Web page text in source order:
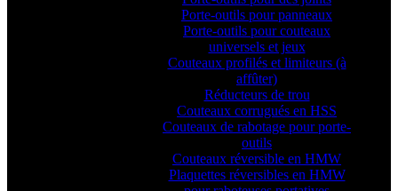
Porte-outils pour panneaux
Porte-outils pour couteaux
universels et jeux
Couteaux profilés et limiteurs (à
affûter)
Réducteurs de trou
Couteaux corrugués en HSS
Couteaux de rabotage pour porte-
outils
Couteaux réversible en HMW
Plaquettes réversibles en HMW